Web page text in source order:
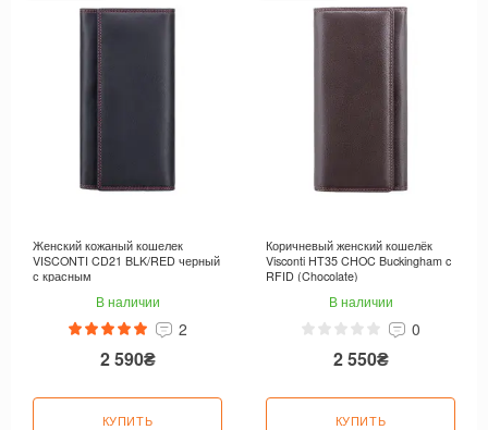
Женский кожаный кошелек
VISCONTI CD21 BLK/RED черный
с красным
В наличии
2
2 590₴
КУПИТЬ
Коричневый женский кошелёк
Visconti HT35 CHOC Buckingham c
RFID (Chocolate)
В наличии
0
2 550₴
КУПИТЬ